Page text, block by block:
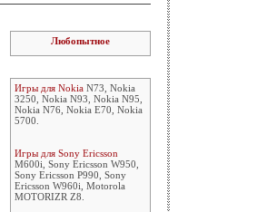
Любопытное
Игры для Nokia N73, Nokia
3250, Nokia N93, Nokia N95,
Nokia N76, Nokia E70, Nokia
5700.
Игры для Sony Ericsson
M600i, Sony Ericsson W950,
Sony Ericsson P990, Sony
Ericsson W960i, Motorola
MOTORIZR Z8.